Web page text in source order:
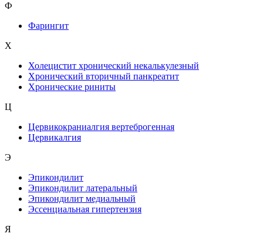
Ф
Фарингит
X
Холецистит хронический некалькулезный
Хронический вторичный панкреатит
Хронические риниты
Ц
Цервикокраниалгия вертеброгенная
Цервикалгия
Э
Эпикондилит
Эпикондилит латеральный
Эпикондилит медиальный
Эссенциальная гипертензия
Я